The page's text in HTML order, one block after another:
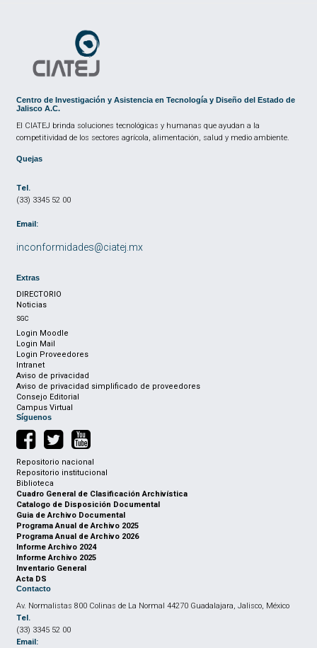
Centro de Investigación y Asistencia en Tecnología y Diseño del Estado de
Jalisco A.C.
El CIATEJ brinda soluciones tecnológicas y humanas que ayudan a la
competitividad de los sectores agrícola, alimentación, salud y medio ambiente.
Quejas
Tel.
(33) 3345 52 00
Email:
inconformidades@ciatej.mx
Extras
DIRECTORIO
Noticias
SGC
Login Moodle
Login Mail
Login Proveedores
Intranet
Aviso de privacidad
Aviso de privacidad simplificado de proveedores
Consejo Editorial
Campus Virtual
Síguenos
Repositorio nacional
Repositorio institucional
Biblioteca
Cuadro General de Clasificación Archivística
Catalogo de Disposición Documental
Guia de Archivo Documental
Programa Anual de Archivo 2025
Programa Anual de Archivo 2026
Informe Archivo 2024
Informe Archivo 2025
Inventario General
Acta DS
Contacto
Av. Normalistas 800 Colinas de La Normal 44270 Guadalajara, Jalisco, México
Tel.
(33) 3345 52 00
Email: